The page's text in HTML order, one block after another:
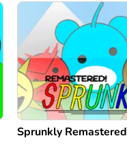
Sprunkly Remastered